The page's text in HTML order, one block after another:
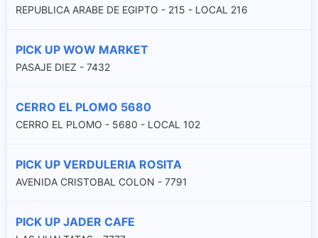
REPUBLICA ARABE DE EGIPTO - 215 - LOCAL 216
PICK UP WOW MARKET
PASAJE DIEZ - 7432
CERRO EL PLOMO 5680
CERRO EL PLOMO - 5680 - LOCAL 102
PICK UP VERDULERIA ROSITA
AVENIDA CRISTOBAL COLON - 7791
PICK UP JADER CAFE